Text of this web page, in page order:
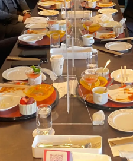
会社概要
マチカンについて
求人情報 マイカラー
有名媒体への掲載